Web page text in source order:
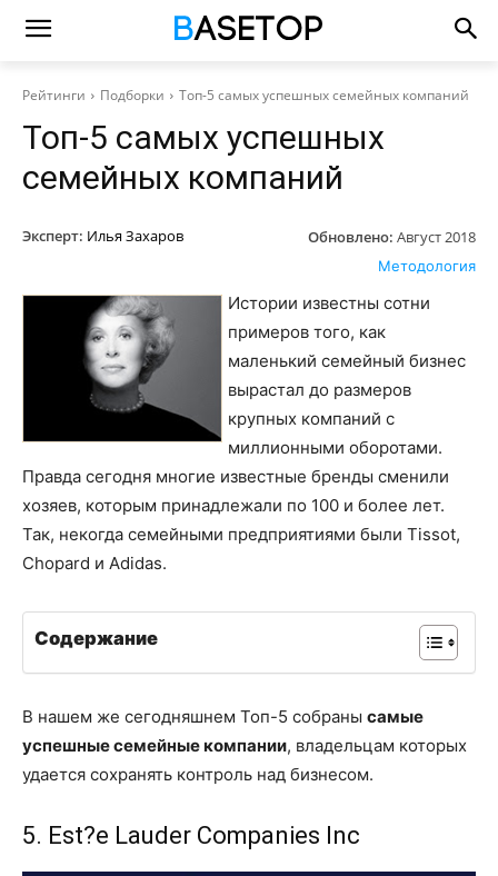
Рейтинги Подборки Топ-5 самых успешных семейных компаний
Топ-5 самых успешных
семейных компаний
Эксперт: Илья Захаров Обновлено: Август 2018
Методология
Истории известны сотни
примеров того, как
маленький семейный бизнес
вырастал до размеров
крупных компаний с
миллионными оборотами.
Правда сегодня многие известные бренды сменили
хозяев, которым принадлежали по 100 и более лет.
Так, некогда семейными предприятиями были Tissot,
Chоpard и Adidas.
Содержание
В нашем же сегодняшнем Топ-5 собраны самые
успешные семейные компании, владельцам которых
удается сохранять контроль над бизнесом.
5. Est?e Lauder Companies Inc